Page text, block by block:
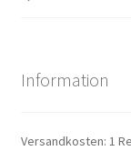
Information
Versandkosten: 1